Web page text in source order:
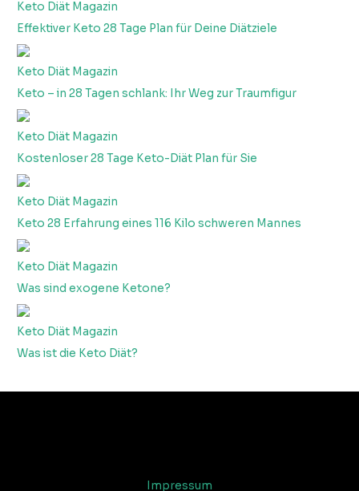
Keto Diät Magazin
Effektiver Keto 28 Tage Plan für Deine Diätziele
Keto Diät Magazin
Keto – in 28 Tagen schlank: Ihr Weg zur Traumfigur
Keto Diät Magazin
Kostenloser 28 Tage Keto-Diät Plan für Sie
Keto Diät Magazin
Keto 28 Erfahrung eines 116 Kilo schweren Mannes
Keto Diät Magazin
Was sind exogene Ketone?
Keto Diät Magazin
Was ist die Keto Diät?
Impressum